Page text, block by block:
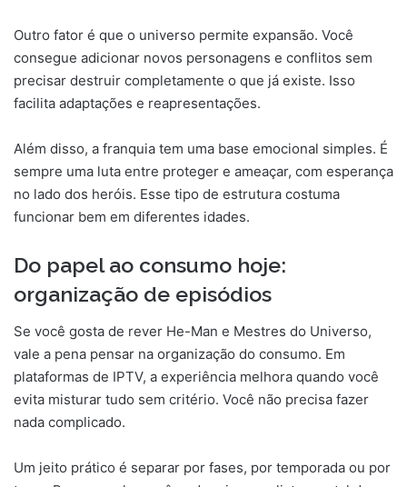
Outro fator é que o universo permite expansão. Você
consegue adicionar novos personagens e conflitos sem
precisar destruir completamente o que já existe. Isso
facilita adaptações e reapresentações.
Além disso, a franquia tem uma base emocional simples. É
sempre uma luta entre proteger e ameaçar, com esperança
no lado dos heróis. Esse tipo de estrutura costuma
funcionar bem em diferentes idades.
Do papel ao consumo hoje:
organização de episódios
Se você gosta de rever He-Man e Mestres do Universo,
vale a pena pensar na organização do consumo. Em
plataformas de IPTV, a experiência melhora quando você
evita misturar tudo sem critério. Você não precisa fazer
nada complicado.
Um jeito prático é separar por fases, por temporada ou por